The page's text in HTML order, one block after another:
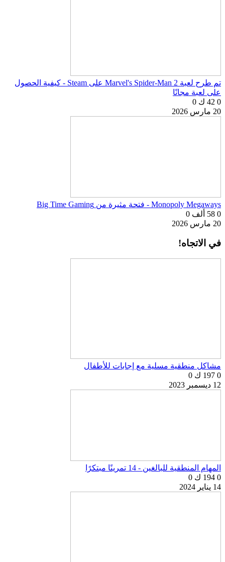
تم طرح لعبة Marvel's Spider-Man 2 على Steam - كيفية الحصول
على لعبة مجانًا
0 42 ك
0
20 مارس 2026
Monopoly Megaways - فتحة مثيرة من Big Time Gaming
0 58 ألف
0
20 مارس 2026
في الاتجاه!
مشاكل منطقية مسلية مع إجابات للأطفال
0 197 ك
0
12 ديسمبر 2023
المهام المنطقية للبالغين - 14 تمرينًا مبتكرًا
0 194 ك
0
14 يناير 2024